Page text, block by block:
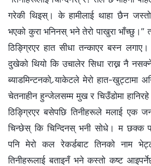
गरेकी थिइस्। के हामीलाई थाहा छैन
भएको कुरा भनिनस् भने तेरो पाखुरा भाँच्छु।”
ठिङ्ग्रिएर हात सीधा तन्काएर बस्‍न लगाए।
दुखेको थियो कि उचालेर सिधा राख्न नै
ब्याडमिन्टनको र्‍याकेटले मेरो हात-खुट्टामा
चेतनाहीन हुन्जेलसम्‍म मुख र चिउँडोमा
ठिङ्ग्रिएर बसेपछि तिनीहरूले मलाई एक
चिन्छेस् कि चिन्दिनस् भनी सोधे। म छक्‍क
पनि मेरो कल रेकर्डबाट तिनको नाम
तिनीहरूलाई बताइनँ भने कस्तो कष्ट